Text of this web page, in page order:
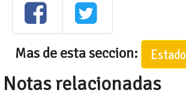
Mas de esta seccion: Estado
Notas relacionadas